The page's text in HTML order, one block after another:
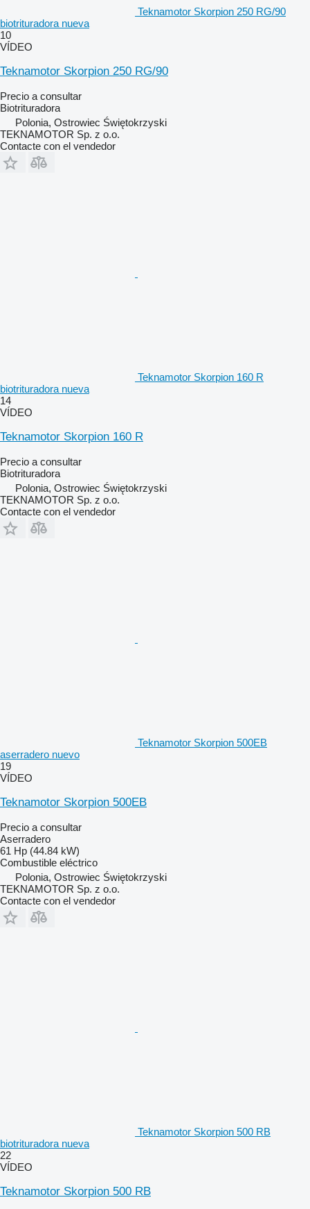
Teknamotor Skorpion 250 RG/90
biotrituradora nueva
10
VÍDEO
Teknamotor Skorpion 250 RG/90
Precio a consultar
Biotrituradora
Polonia, Ostrowiec Świętokrzyski
TEKNAMOTOR Sp. z o.o.
Contacte con el vendedor
Teknamotor Skorpion 160 R
biotrituradora nueva
14
VÍDEO
Teknamotor Skorpion 160 R
Precio a consultar
Biotrituradora
Polonia, Ostrowiec Świętokrzyski
TEKNAMOTOR Sp. z o.o.
Contacte con el vendedor
Teknamotor Skorpion 500EB
aserradero nuevo
19
VÍDEO
Teknamotor Skorpion 500EB
Precio a consultar
Aserradero
61 Hp (44.84 kW)
Combustible eléctrico
Polonia, Ostrowiec Świętokrzyski
TEKNAMOTOR Sp. z o.o.
Contacte con el vendedor
Teknamotor Skorpion 500 RB
biotrituradora nueva
22
VÍDEO
Teknamotor Skorpion 500 RB